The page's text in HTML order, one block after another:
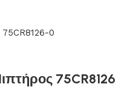
75CR8126